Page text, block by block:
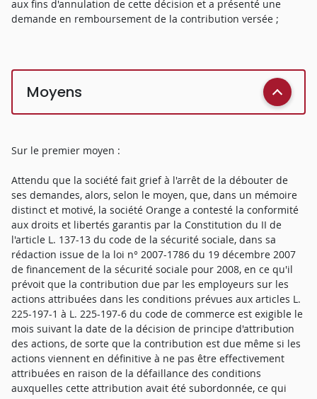
aux fins d'annulation de cette décision et a présenté une
demande en remboursement de la contribution versée ;
Moyens
Sur le premier moyen :
Attendu que la société fait grief à l'arrêt de la débouter de
ses demandes, alors, selon le moyen, que, dans un mémoire
distinct et motivé, la société Orange a contesté la conformité
aux droits et libertés garantis par la Constitution du II de
l'article L. 137-13 du code de la sécurité sociale, dans sa
rédaction issue de la loi n° 2007-1786 du 19 décembre 2007
de financement de la sécurité sociale pour 2008, en ce qu'il
prévoit que la contribution due par les employeurs sur les
actions attribuées dans les conditions prévues aux articles L.
225-197-1 à L. 225-197-6 du code de commerce est exigible le
mois suivant la date de la décision de principe d'attribution
des actions, de sorte que la contribution est due même si les
actions viennent en définitive à ne pas être effectivement
attribuées en raison de la défaillance des conditions
auxquelles cette attribution avait été subordonnée, ce qui